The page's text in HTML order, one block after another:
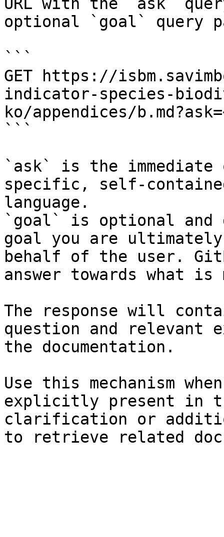
optional `goal` query
```
GET https://
indicator-species-
ko/appendices/
```
`ask` is the
specific, self-
language.
`goal` is optional and
goal you are
behalf of the user.
answer towards what
The response will
question and relevant
the documentation.
Use this mechanism
explicitly present in
clarification or